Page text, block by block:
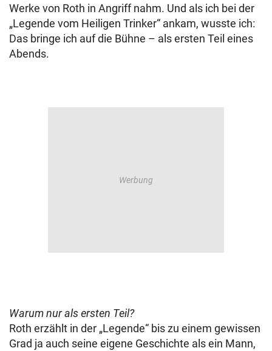
Werke von Roth in Angriff nahm. Und als ich bei der
„Legende vom Heiligen Trinker“ ankam, wusste ich:
Das bringe ich auf die Bühne – als ersten Teil eines
Abends.
Warum nur als ersten Teil?
Roth erzählt in der „Legende“ bis zu einem gewissen
Grad ja auch seine eigene Geschichte als ein Mann,